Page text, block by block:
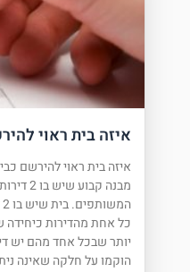
איזה בית ראוי
איזה בית ראוי להירשם
מבנה
יותר שבכל אחד מהם יש
הוקמו על חלקה שאינה